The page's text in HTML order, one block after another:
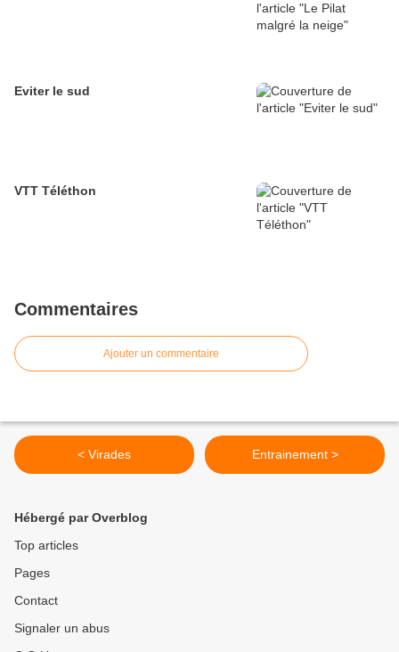
Eviter le sud
VTT Téléthon
Commentaires
Ajouter un commentaire
< Virades Entrainement >
Hébergé par Overblog
Top articles
Pages
Contact
Signaler un abus